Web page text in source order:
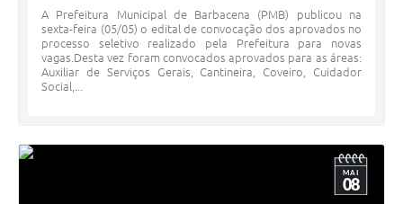
A Prefeitura Municipal de Barbacena (PMB) publicou na
sexta-feira (05/05) o edital de convocação dos aprovados no
processo seletivo realizado pela Prefeitura para novas
vagas.Desta vez foram convocados aprovados para as áreas:
Auxiliar de Serviços Gerais, Cantineira, Coveiro, Cuidador
Social,...
MAI
08